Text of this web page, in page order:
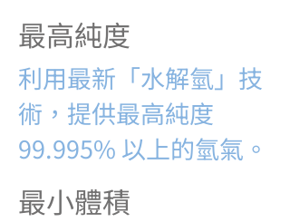
最高純度
利用最新「水解氫」技
術，提供最高純度
99.995% 以上的氫氣。
最小體積